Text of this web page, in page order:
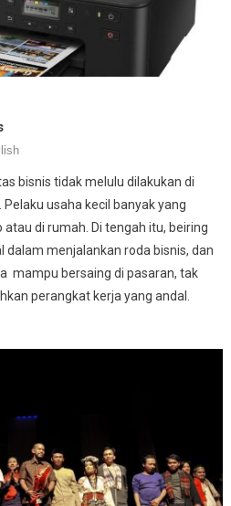
bisnis tidak melulu dilakukan di
usaha kecil banyak yang
di rumah. Di tengah itu, beiring
dalam menjalankan roda bisnis, dan
mampu bersaing di pasaran, tak
perangkat kerja yang andal.